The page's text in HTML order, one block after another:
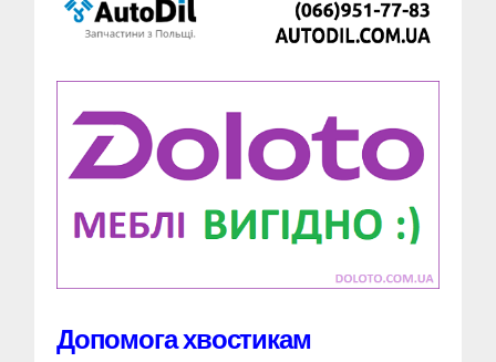
Допомога хвостикам